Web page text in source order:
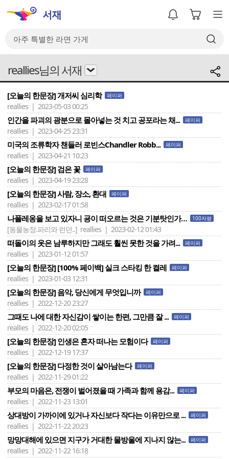
reallies님의 서재
[오늘의 한문장] 개저씨 심리학 페이퍼
reallies | 2023-05-03 00:25
인간을 파괴의 광분으로 몰아넣는 것 치고 공포라는 채... 페이퍼
reallies | 2023-04-25 23:31
미국의 조류학자 챈들러 로빈스Chandler Robb... 페이퍼
reallies | 2023-04-21 10:23
[오늘의 한문장] 검은 꽃 페이퍼
reallies | 2023-04-19 23:28
[오늘의 한문장] 사람, 장소, 환대 페이퍼
reallies | 2023-02-17 01:58
나폴레옹을 보고 있자니 굥이 떠오르는 것은 기분탓인가… 100자평
[동물농장.파리와 런던..] reallies | 2023-02-12 01:43
떠돌이의 옷은 남루하지만 그래도 훨씬 못한 것을 가려... 페이퍼
reallies | 2023-01-12 01:57
[오늘의 한문장] [100% 페이백] 실크 스타킹 한 켤레 페이퍼
reallies | 2023-01-03 12:31
[오늘의 한문장] 음악, 당신에게 무엇입니까 페이퍼
reallies | 2022-12-20 23:27
그때도 나에 대한 자신감이 쌓이는 한편, 그만큼 잘 ... 페이퍼
reallies | 2022-12-20 02:05
[오늘의 한문장] 인생은 혼자 떠나는 모험이다 페이퍼
reallies | 2022-12-19 17:37
[오늘의 한문장] 다정한 것이 살아남는다 페이퍼
reallies | 2022-11-29 01:22
부모의 마음은, 전쟁이 벌어졌을 때 가족과 함께 용감... 페이퍼
reallies | 2022-11-23 13:01
상대방이 가까이에 있거나 자신보다 작다는 이유만으로 ... 페이퍼
reallies | 2022-11-22 20:23
망망대해에 있으면 지구가 거대한 물방울에 지나지 않는... 페이퍼
reallies | 2022-11-22 16:18